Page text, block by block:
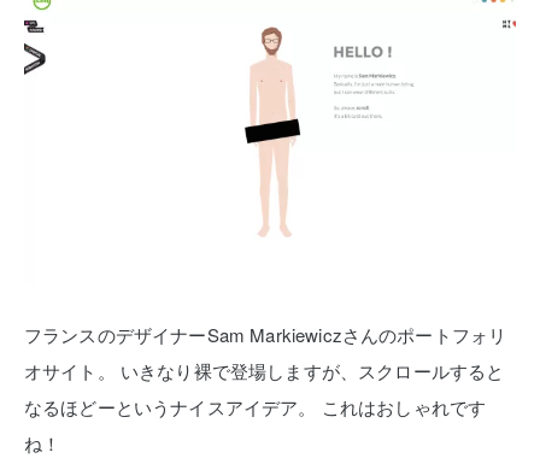
フランスのデザイナーSam Markiewiczさんのポートフォリ
オサイト。
いきなり裸で登場しますが、スクロールすると
なるほどーというナイスアイデア。
これはおしゃれです
ね！